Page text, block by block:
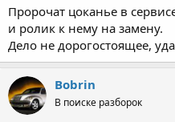
Пророчат цоканье в
и ролик к нему на замену.
Дело не дорогостоящее,
Bobrin
В поиске разборок